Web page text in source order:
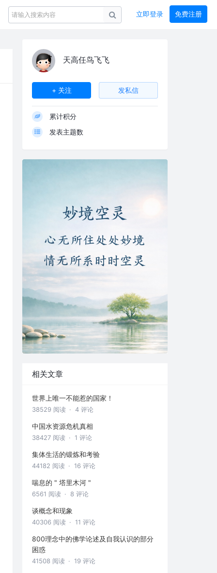
立即登录 免费注册
天高任鸟飞飞
+ 关注 发私信
累计积分
发表主题数
相关文章
世界上唯一不能惹的国家！
38529 阅读 · 4 评论
中国水资源危机真相
38427 阅读 · 1 评论
集体生活的锻炼和考验
44182 阅读 · 16 评论
喘息的 " 塔里木河 "
6561 阅读 · 8 评论
谈概念和现象
40306 阅读 · 11 评论
800理念中的佛学论述及自我认识的部分
困惑
41508 阅读 · 19 评论